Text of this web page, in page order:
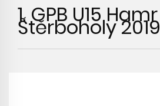
1. GPB U15 Hamr
Štěrboholy 2019